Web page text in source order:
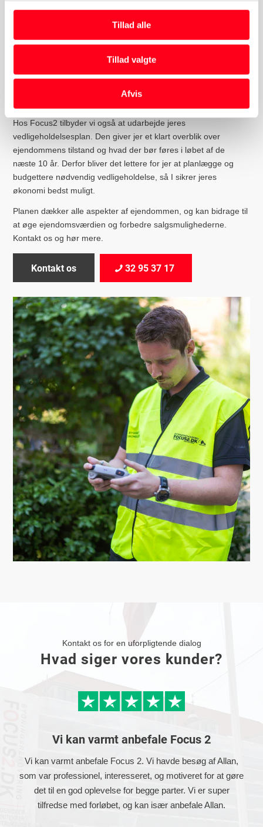
Tillad alle
Tillad valgte
Afvis
Vi kan også sørge for el-syn og VVS-tjek, så hele processen
forløber nemt og hurtigt for dig. Kontakt os for en uforpligtende
Vedligeholdelsesplan
Hos Focus2 tilbyder vi også at udarbejde jeres
vedligeholdelsesplan. Den giver jer et klart overblik over
ejendommens tilstand og hvad der bør føres i løbet af de
næste 10 år. Derfor bliver det lettere for jer at planlægge og
budgettere nødvendig vedligeholdelse, så I sikrer jeres
økonomi bedst muligt.
Planen dækker alle aspekter af ejendommen, og kan bidrage til
at øge ejendomsværdien og forbedre salgsmulighederne.
Kontakt os og hør mere.
Kontakt os 32 95 37 17
Kontakt os for en uforpligtende dialog
Hvad siger vores kunder?
Vi kan varmt anbefale Focus 2
Vi kan varmt anbefale Focus 2. Vi havde besøg af Allan,
som var professionel, interesseret, og motiveret for at gøre
det til en god oplevelse for begge parter. Vi er super
tilfredse med forløbet, og kan især anbefale Allan.